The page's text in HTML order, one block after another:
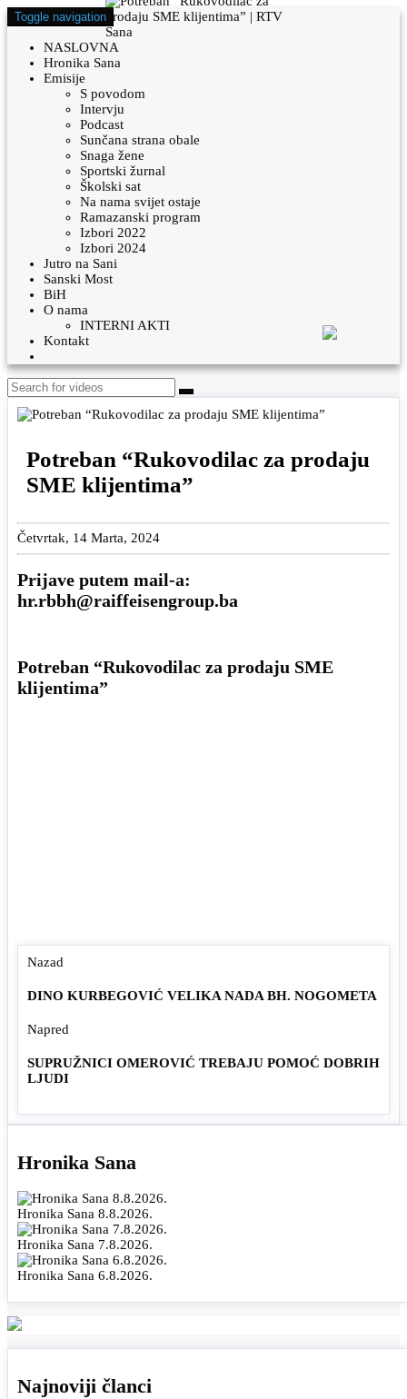
Toggle navigation
NASLOVNA
Hronika Sana
Emisije
S povodom
Intervju
Podcast
Sunčana strana obale
Snaga žene
Sportski žurnal
Školski sat
Na nama svijet ostaje
Ramazanski program
Izbori 2022
Izbori 2024
Jutro na Sani
Sanski Most
BiH
O nama
INTERNI AKTI
Kontakt
Potreban “Rukovodilac za prodaju
SME klijentima”
Četvrtak, 14 Marta, 2024
Prijave putem mail-a:
hr.rbbh@raiffeisengroup.ba
Potreban “Rukovodilac za prodaju SME
klijentima”
Nazad
DINO KURBEGOVIĆ VELIKA NADA BH. NOGOMETA
Napred
SUPRUŽNICI OMEROVIĆ TREBAJU POMOĆ DOBRIH
LJUDI
Hronika Sana
Hronika Sana 8.8.2026.
Hronika Sana 7.8.2026.
Hronika Sana 6.8.2026.
Najnoviji članci